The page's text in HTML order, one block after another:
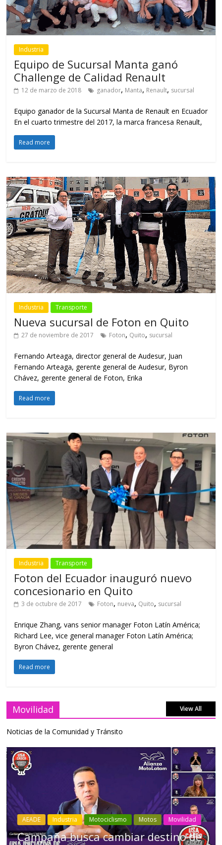
Industria
Equipo de Sucursal Manta ganó
Challenge de Calidad Renault
12 de marzo de 2018 ganador, Manta, Renault, sucursal
Equipo ganador de la Sucursal Manta de Renault en Ecuador
En el cuarto trimestre del 2017, la marca francesa Renault,
Read more
Industria Transporte
Nueva sucursal de Foton en Quito
27 de noviembre de 2017 Foton, Quito, sucursal
Fernando Arteaga, director general de Audesur, Juan
Fernando Arteaga, gerente general de Audesur, Byron
Chávez, gerente general de Foton, Erika
Read more
Industria Transporte
Foton del Ecuador inauguró nuevo
concesionario en Quito
3 de octubre de 2017 Foton, nueva, Quito, sucursal
Enrique Zhang, vans senior manager Foton Latín América;
Richard Lee, vice general manager Foton Latín América;
Byron Chávez, gerente general
Read more
Movilidad View All
Noticias de la Comunidad y Tránsito
Industria Movilidad Transporte Varios
Choferes profesionales mantienen a